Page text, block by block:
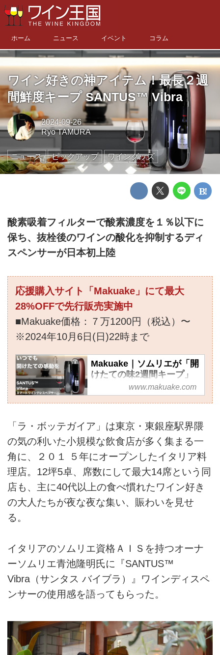
ホーム ニュース イベント コラム
ワイン好きの神アイテム！最長２週
間鮮度キープ SANTUS™ Vibra
2024-09-26
Ryo TAMURA
ニュース ピックアップ ワイングッズ
酸素吸着フィルターで酸素濃度を１％以下に
保ち、抜栓後のワインの酸化を抑制するディ
スペンサーが日本初上陸
応援購入サイト「Makuake」にて最大
28%OFFで先行販売実施中
■Makuake価格：７万1200円（税込）〜
※2024年10月6日(日)22時まで
Makuake｜ソムリエが「開
けたての味2週間キープ」
を認めた｜ワイン好き神ア
イテム｜Vibra｜
いつでもフレッシュなグラスワ
インを楽しみたい！そんなワイ
ンラバーの願いを叶えるために
設立したワインアクセサリーブ
ランド「SANTUS™︎」（サン
タス）から、ボトルを開封して
から最長14日間、開けたての
テイストやアロマをキープでき
規ルートによる日本での販売ボ
トルにアダプターを装着するだ
けの簡単セット
www.makuake.com
「ラ・ボッテガイア」は東京・東銀座駅界隈
の気の利いた小規模な飲食店が多く集まる一
角に、２０１ ５年にオープンしたイタリア料
理店。12坪5卓、席数にして最大14席という同
店も、主に40代以上の食べ慣れたワイン好き
の大人たちが夜な夜な集い、賑わいを見せ
る。
イタリアのソムリエ資格ＡＩＳを持つオーナ
ーソムリエ青池隆明氏に『SANTUS™
Vibra（サンタス バイブラ）』ワインディスペ
ンサーの使用感を語ってもらった。